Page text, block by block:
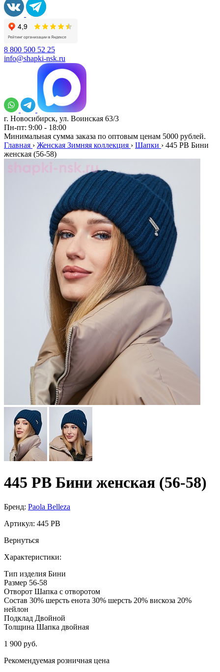
8 800 500 52 25
info@shapki-nsk.ru
г. Новосибирск, ул. Воинская 63/3
Пн-пт: 9:00 - 18:00
Минимальная сумма заказа по оптовым ценам 5000 рублей.
Главная › Женская Зимняя коллекция › Шапки › 445 PB Бини
женская (56-58)
445 PB Бини женская (56-58)
Бренд: Paola Belleza
Артикул: 445 PB
Вернуться
Характеристики:
Тип изделия Бини
Размер 56-58
Отворот Шапка с отворотом
Состав 30% шерсть енота 30% шерсть 20% вискоза 20%
нейлон
Подклад Двойной
Толщина Шапка двойная
1 900 руб.
Рекомендуемая розничная цена